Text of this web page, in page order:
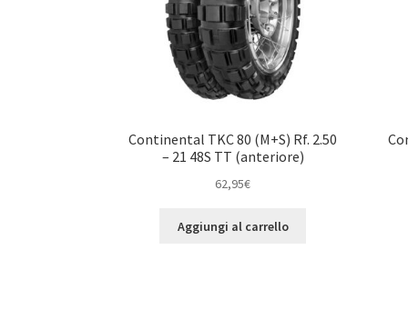
Continental TKC 80 (M+S) Rf. 2.50
– 21 48S TT (anteriore)
62,95€
Aggiungi al carrello